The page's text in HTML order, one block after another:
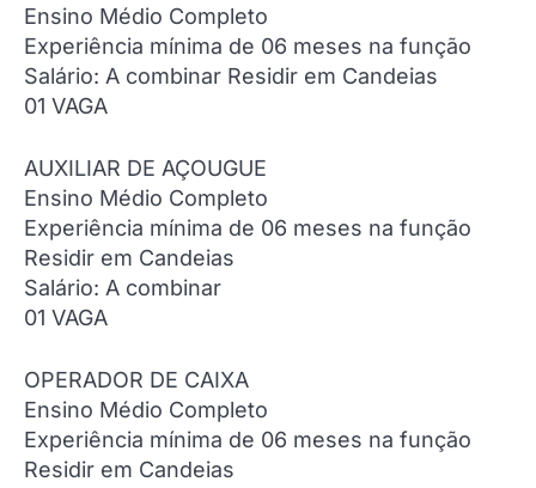
Ensino Médio Completo
Experiência mínima de 06 meses na função
Salário: A combinar Residir em Candeias
01 VAGA
AUXILIAR DE AÇOUGUE
Ensino Médio Completo
Experiência mínima de 06 meses na função
Residir em Candeias
Salário: A combinar
01 VAGA
OPERADOR DE CAIXA
Ensino Médio Completo
Experiência mínima de 06 meses na função
Residir em Candeias